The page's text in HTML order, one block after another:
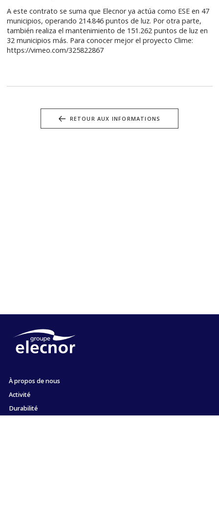
A este contrato se suma que Elecnor ya actúa como ESE en 47
municipios, operando 214.846 puntos de luz. Por otra parte,
también realiza el mantenimiento de 151.262 puntos de luz en
32 municipios más. Para conocer mejor el proyecto Clime:
https://vimeo.com/325822867
RETOUR AUX INFORMATIONS
À propos de nous
Activité
Durabilité